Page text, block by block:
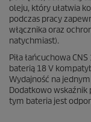
oleju, który ułatwia
podczas pracy
włącznika oraz
natychmiast).
Piła łańcuchowa
baterią 18 V
Wydajność na
Dodatkowo wskaźnik
tym bateria jest